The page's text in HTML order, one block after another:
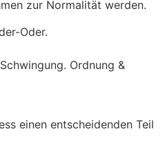
zur Normalität werden.
Oder.
Ordnung &
einen entscheidenden Teil